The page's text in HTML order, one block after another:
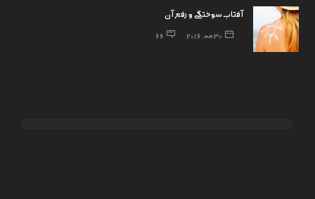
آفتاب سوختگی و رفع آن
30 مه, 2016 66